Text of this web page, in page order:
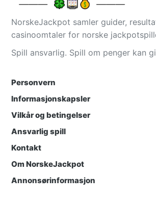
NorskeJackpot samler guider,
casinoomtaler for norske
Spill ansvarlig. Spill om penger kan
Personvern
Informasjonskapsler
Vilkår og betingelser
Ansvarlig spill
Kontakt
Om NorskeJackpot
Annonsørinformasjon